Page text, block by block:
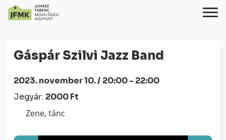
Content
navigációhozGáspár Szilvi Jazz Band
2023. november 10. / 20:00 - 22:00
Jegyár: 2000 Ft
Zene, tánc